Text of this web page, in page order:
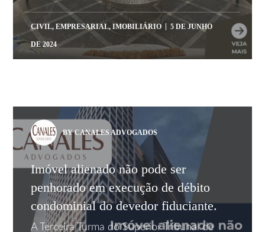
CIVIL,EMPRESARIAL,IMOBILIÁRIO 5 DE JUNHO
DE 2024
BY CANALES ADVOGADOS
Imóvel alienado não pode ser
penhorado em execução de débito
condominial do devedor fiduciante.
A Terceira Turma do Superior Tribunal de